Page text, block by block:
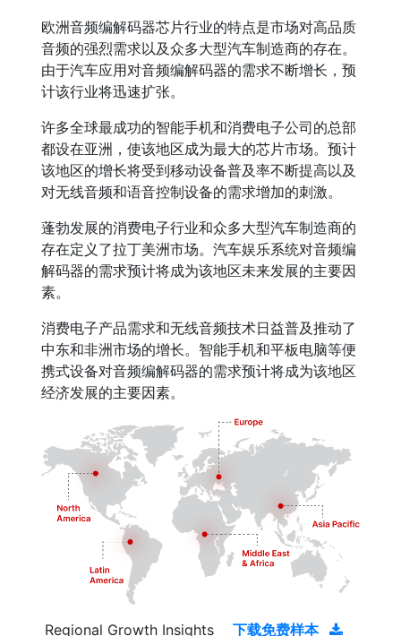
欧洲音频编解码器芯片行业的特点是市场对高品质
音频的强烈需求以及众多大型汽车制造商的存在。
由于汽车应用对音频编解码器的需求不断增长，预
计该行业将迅速扩张。
许多全球最成功的智能手机和消费电子公司的总部
都设在亚洲，使该地区成为最大的芯片市场。预计
该地区的增长将受到移动设备普及率不断提高以及
对无线音频和语音控制设备的需求增加的刺激。
蓬勃发展的消费电子行业和众多大型汽车制造商的
存在定义了拉丁美洲市场。汽车娱乐系统对音频编
解码器的需求预计将成为该地区未来发展的主要因
素。
消费电子产品需求和无线音频技术日益普及推动了
中东和非洲市场的增长。智能手机和平板电脑等便
携式设备对音频编解码器的需求预计将成为该地区
经济发展的主要因素。
Regional Growth Insights 下载免费样本